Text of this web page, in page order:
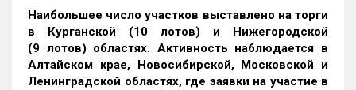
Наибольшее число участков выставлено на торги
в Курганской (10 лотов) и Нижегородской
(9 лотов) областях. Активность наблюдается в
Алтайском крае, Новосибирской, Московской и
Ленинградской областях, где заявки на участие в